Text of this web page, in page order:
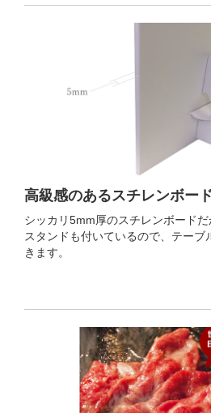
高級感のあるスチレンボー
シッカリ5mm厚のスチレンボードだ
スタンドも付いているので、テーブ
きます。